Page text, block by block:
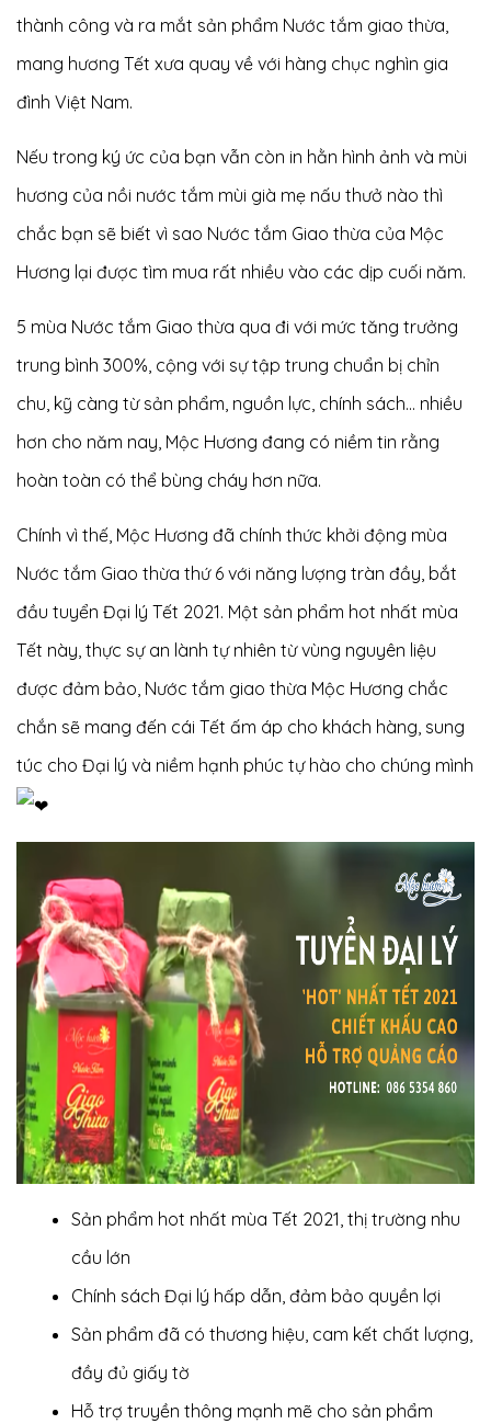
thành công và ra mắt sản phẩm Nước tắm giao thừa,
mang hương Tết xưa quay về với hàng chục nghìn gia
đình Việt Nam.
Nếu trong ký ức của bạn vẫn còn in hằn hình ảnh và mùi
hương của nồi nước tắm mùi già mẹ nấu thưở nào thì
chắc bạn sẽ biết vì sao Nước tắm Giao thừa của Mộc
Hương lại được tìm mua rất nhiều vào các dịp cuối năm.
5 mùa Nước tắm Giao thừa qua đi với mức tăng trưởng
trung bình 300%, cộng với sự tập trung chuẩn bị chỉn
chu, kỹ càng từ sản phẩm, nguồn lực, chính sách... nhiều
hơn cho năm nay, Mộc Hương đang có niềm tin rằng
hoàn toàn có thể bùng cháy hơn nữa.
Chính vì thế, Mộc Hương đã chính thức khởi động mùa
Nước tắm Giao thừa thứ 6 với năng lượng tràn đầy, bắt
đầu tuyển Đại lý Tết 2021. Một sản phẩm hot nhất mùa
Tết này, thực sự an lành tự nhiên từ vùng nguyên liệu
được đảm bảo, Nước tắm giao thừa Mộc Hương chắc
chắn sẽ mang đến cái Tết ấm áp cho khách hàng, sung
túc cho Đại lý và niềm hạnh phúc tự hào cho chúng mình
Sản phẩm hot nhất mùa Tết 2021, thị trường nhu
cầu lớn
Chính sách Đại lý hấp dẫn, đảm bảo quyền lợi
Sản phẩm đã có thương hiệu, cam kết chất lượng,
đầy đủ giấy tờ
Hỗ trợ truyền thông mạnh mẽ cho sản phẩm